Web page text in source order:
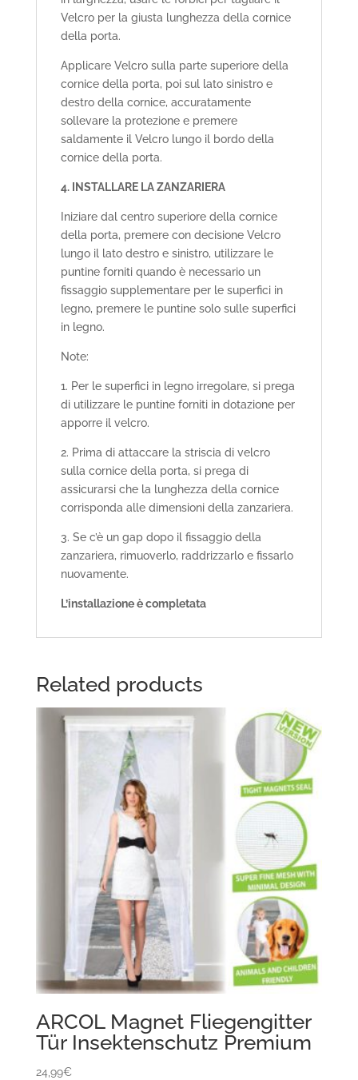
Velcro per la giusta lunghezza della cornice
della porta.
Applicare Velcro sulla parte superiore della
cornice della porta, poi sul lato sinistro e
destro della cornice, accuratamente
sollevare la protezione e premere
saldamente il Velcro lungo il bordo della
cornice della porta.
4. INSTALLARE LA ZANZARIERA
Iniziare dal centro superiore della cornice
della porta, premere con decisione Velcro
lungo il lato destro e sinistro, utilizzare le
puntine forniti quando è necessario un
fissaggio supplementare per le superfici in
legno, premere le puntine solo sulle superfici
in legno.
Note:
1. Per le superfici in legno irregolare, si prega
di utilizzare le puntine forniti in dotazione per
apporre il velcro.
2. Prima di attaccare la striscia di velcro
sulla cornice della porta, si prega di
assicurarsi che la lunghezza della cornice
corrisponda alle dimensioni della zanzariera.
3. Se c’è un gap dopo il fissaggio della
zanzariera, rimuoverlo, raddrizzarlo e fissarlo
nuovamente.
L’installazione è completata
Related products
ARCOL Magnet Fliegengitter
Tür Insektenschutz Premium
24,99€